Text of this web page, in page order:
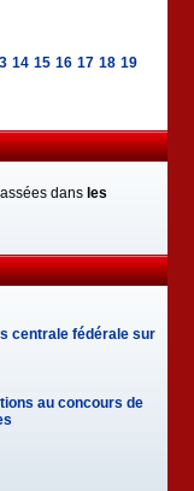
14 15 16 17 18 19
dans les
centrale fédérale sur
au concours de